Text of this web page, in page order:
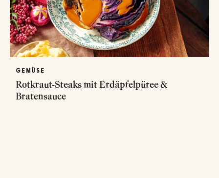
GEMÜSE
Rotkraut-Steaks mit Erdäpfelpüree &
Bratensauce